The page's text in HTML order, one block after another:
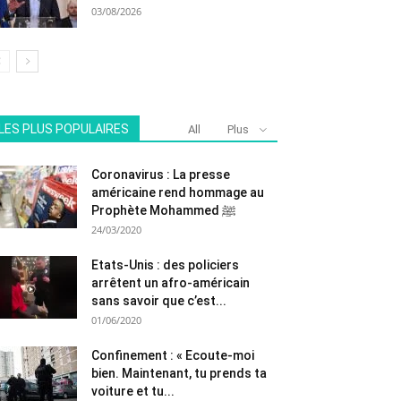
03/08/2026
LES PLUS POPULAIRES All Plus
Coronavirus : La presse
américaine rend hommage au
Prophète Mohammed ﷺ
24/03/2020
Etats-Unis : des policiers
arrêtent un afro-américain
sans savoir que c’est...
01/06/2020
Confinement : « Ecoute-moi
bien. Maintenant, tu prends ta
voiture et tu...